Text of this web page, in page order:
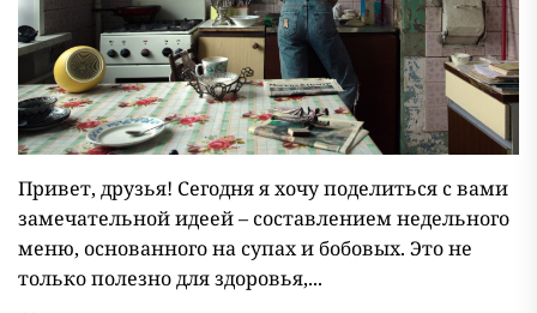
Привет, друзья! Сегодня я хочу поделиться с вами
замечательной идеей – составлением недельного
меню, основанного на супах и бобовых. Это не
только полезно для здоровья,...